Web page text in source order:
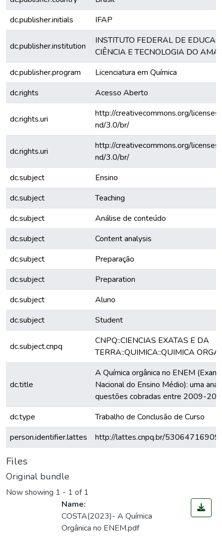
dc.publisher.initials
IFAP
dc.publisher.institution
INSTITUTO FEDERAL DE
CIÊNCIA E TECNOLOGIA DO
dc.publisher.program
Licenciatura em Química
dc.rights
Acesso Aberto
dc.rights.uri
http://creativecommons.org/
nd/3.0/br/
dc.rights.uri
http://creativecommons.org/
nd/3.0/br/
dc.subject
Ensino
dc.subject
Teaching
dc.subject
Análise de conteúdo
dc.subject
Content analysis
dc.subject
Preparação
dc.subject
Preparation
dc.subject
Aluno
dc.subject
Student
dc.subject.cnpq
CNPQ::CIENCIAS EXATAS E DA
TERRA::QUIMICA::QUIMICA
dc.title
A Química orgânica no ENEM
Nacional do Ensino Médio): uma
questões cobradas entre 2009-
dc.type
Trabalho de Conclusão de Curso
person.identifier.lattes
http://lattes.cnpq.br/
Files
Original bundle
Now showing 1 - 1 of 1
Name:
COSTA(2023)- A Química
Orgânica no ENEM.pdf